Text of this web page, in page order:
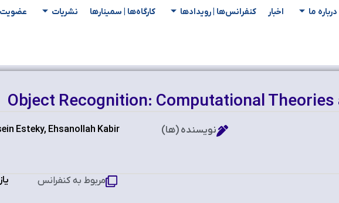
درباره ما اخبار کنفرانس‌ها | رویدادها کارگاه‌ها | سمینار‌ها نشریات عضویت
Object Recognition: Computational Theories
Esteky, Ehsanollah Kabir نویسنده (ها)
مربوط به کنفرانس